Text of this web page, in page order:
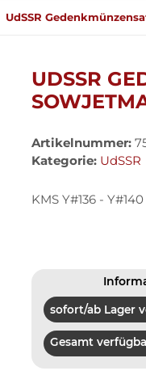
UdSSR
UDSSR
Artikelnummer:
Kategorie: UdSSR
KMS Y#136 - Y#140
sofort/ab Lager
Gesamt